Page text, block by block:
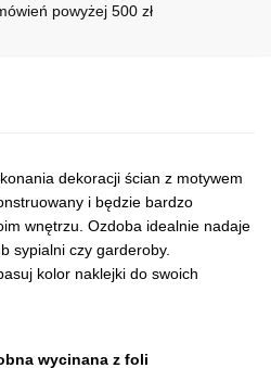
powyżej 500 zł
dekoracji ścian z motywem
i będzie bardzo
wnętrzu. Ozdoba idealnie nadaje
sypialni czy garderoby.
kolor naklejki do swoich
wycinana z foli